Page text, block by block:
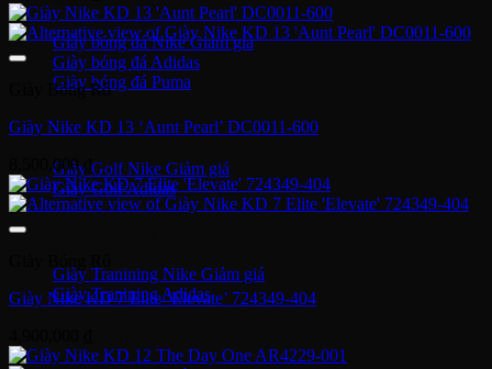
Giày bóng đá Nike
Giày bóng đá Adidas
Giày bóng đá Puma
Giày Golf
Giày Golf Nike
Giày Golf Adidas
Giày Tranining Nike
Giày Tranining Adidas
Giày Bóng Rổ
Giày Nike KD 13 ‘Aunt Pearl’ DC0011-600
8,500,000₫
Giày Nike KD 7 Elite ‘Elevate’ 724349-404